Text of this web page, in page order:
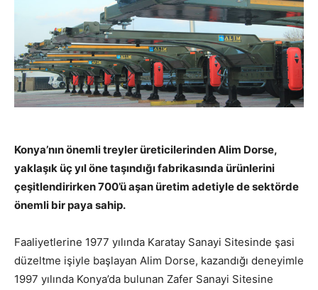
Konya’nın önemli treyler üreticilerinden Alim Dorse,
yaklaşık üç yıl öne taşındığı fabrikasında ürünlerini
çeşitlendirirken 700’ü aşan üretim adetiyle de sektörde
önemli bir paya sahip.
Faaliyetlerine 1977 yılında Karatay Sanayi Sitesinde şasi
düzeltme işiyle başlayan Alim Dorse, kazandığı deneyimle
1997 yılında Konya’da bulunan Zafer Sanayi Sitesine